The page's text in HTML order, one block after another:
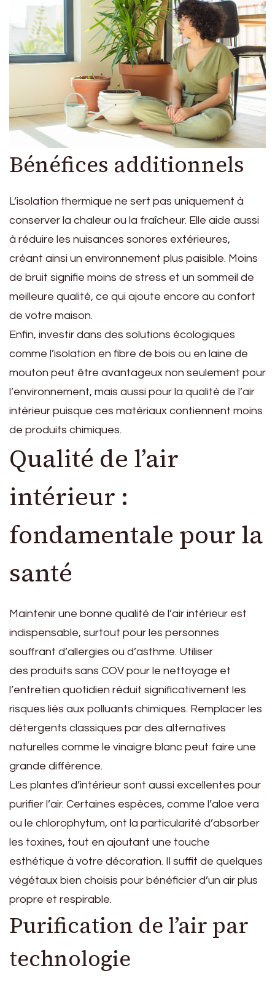
Bénéfices additionnels
L’isolation thermique ne sert pas uniquement à
conserver la chaleur ou la fraîcheur. Elle aide aussi
à réduire les nuisances sonores extérieures,
créant ainsi un environnement plus paisible. Moins
de bruit signifie moins de stress et un sommeil de
meilleure qualité, ce qui ajoute encore au confort
de votre maison.
Enfin, investir dans des solutions écologiques
comme l’isolation en fibre de bois ou en laine de
mouton peut être avantageux non seulement pour
l’environnement, mais aussi pour la qualité de l’air
intérieur puisque ces matériaux contiennent moins
de produits chimiques.
Qualité de l’air
intérieur :
fondamentale pour la
santé
Maintenir une bonne qualité de l’air intérieur est
indispensable, surtout pour les personnes
souffrant d’allergies ou d’asthme. Utiliser
des produits sans COV pour le nettoyage et
l’entretien quotidien réduit significativement les
risques liés aux polluants chimiques. Remplacer les
détergents classiques par des alternatives
naturelles comme le vinaigre blanc peut faire une
grande différence.
Les plantes d’intérieur sont aussi excellentes pour
purifier l’air. Certaines espèces, comme l’aloe vera
ou le chlorophytum, ont la particularité d’absorber
les toxines, tout en ajoutant une touche
esthétique à votre décoration. Il suffit de quelques
végétaux bien choisis pour bénéficier d’un air plus
propre et respirable.
Purification de l’air par
technologie